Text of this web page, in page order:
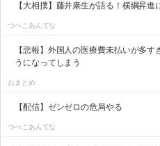
【大相撲】藤井康生が語る！横綱昇
つべこあんてな
【悲報】外国人の医療費未払いが多
うになってしまう
おまとめ
【配信】ゼンゼロの危局やる
つべこあんてな